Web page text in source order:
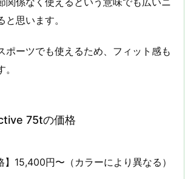
思います。
ポーツでも使えるため、フィット感も
75tの価格
】15,400円〜（カラーにより異なる）